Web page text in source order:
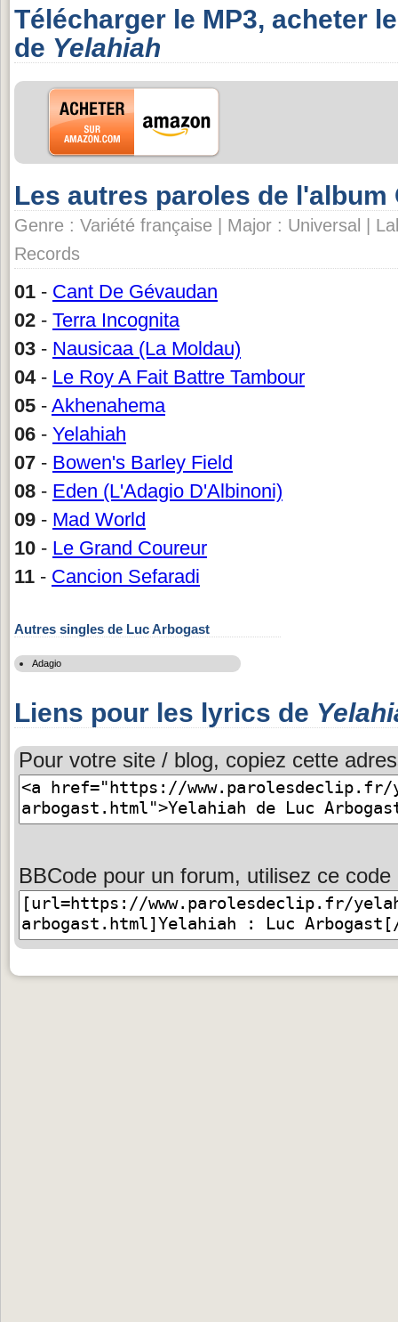
Télécharger le MP3, acheter
de Yelahiah
Les autres paroles de l'album
Genre : Variété française | Major : Universal |
Records
01 - Cant De Gévaudan
02 - Terra Incognita
03 - Nausicaa (La Moldau)
04- Le Roy A Fait Battre Tambour
05 - Akhenahema
06 - Yelahiah
07 - Bowen's Barley Field
08 - Eden (L'Adagio D'Albinoni)
09 - Mad World
10 - Le Grand Coureur
11 - Cancion Sefaradi
Autres singles de Luc Arbogast
Adagio
Liens pour les lyrics de
Pour votre site / blog, copiez cette
BBCode pour un forum, utilisez ce code